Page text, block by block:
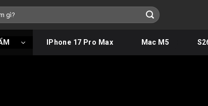
IPhone 17 Pro Max Mac M5